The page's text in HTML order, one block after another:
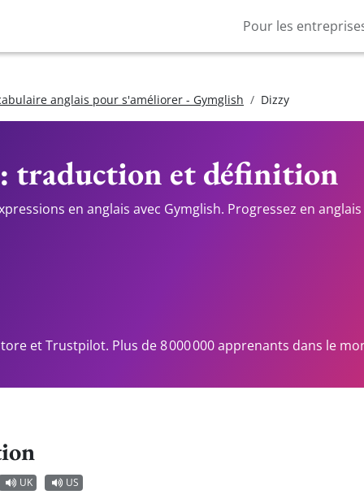
Pour les
anglais pour s'améliorer - Gymglish Dizzy
traduction et définition
en anglais avec Gymglish. Progressez en
et Trustpilot. Plus de 8 000 000 apprenants dans le
UK US